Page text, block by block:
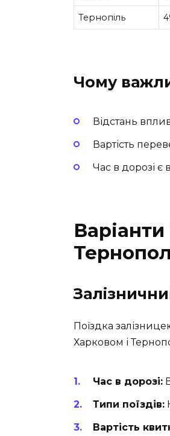
Тернопіль
Чому
Відстань
Вартість
Час в дорозі
Поїздка
Харковом і
Час в дорозі:
Типи поїздів:
Вартість